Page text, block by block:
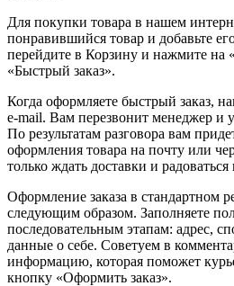
Для покупки товара в нашем
понравившийся товар и добавьте
перейдите в Корзину и нажмите на
«Быстрый заказ».
Когда оформляете быстрый заказ,
e-mail. Вам перезвонит менеджер и
По результатам разговора вам
оформления товара на почту или
только ждать доставки и
Оформление заказа в стандартном
следующим образом. Заполняете
последовательным этапам: адрес,
данные о себе. Советуем в
информацию, которая поможет
кнопку «Оформить заказ».